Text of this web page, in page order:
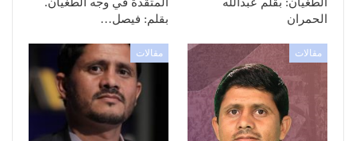
الطغيان: بقلم عبدالله
الحمران
المتقدة في وجه الطغيان.
بقلم: فيصل…
مقالات مقالات